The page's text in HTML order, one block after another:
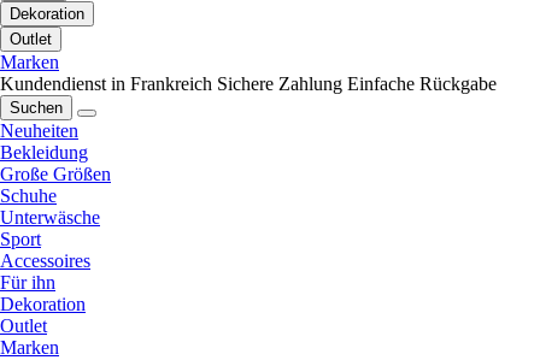
Dekoration
Outlet
Marken
Kundendienst in Frankreich Sichere Zahlung Einfache Rückgabe
Suchen
Neuheiten
Bekleidung
Große Größen
Schuhe
Unterwäsche
Sport
Accessoires
Für ihn
Dekoration
Outlet
Marken